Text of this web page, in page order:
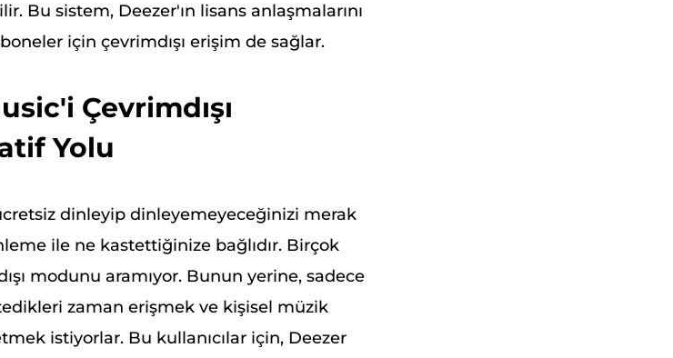
Bu sistem, Deezer'ın lisans anlaşmalarını
için çevrimdışı erişim de sağlar.
Çevrimdışı
Yolu
dinleyip dinleyemeyeceğinizi merak
ile ne kastettiğinize bağlıdır. Birçok
modunu aramıyor. Bunun yerine, sadece
zaman erişmek ve kişisel müzik
istiyorlar. Bu kullanıcılar için, Deezer